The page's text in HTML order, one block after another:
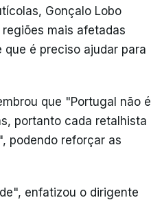
Gonçalo Lobo
mais afetadas
é preciso ajudar para
que "Portugal não é
portanto cada retalhista
podendo reforçar as
enfatizou o dirigente